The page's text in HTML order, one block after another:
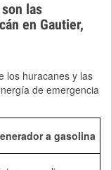
las
en Gautier,
los huracanes y las
de emergencia
a gasolina